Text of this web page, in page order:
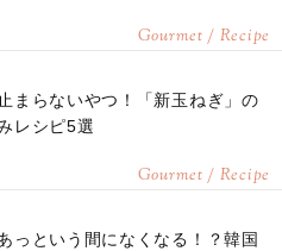
Gourmet / Recipe
まらないやつ！「新玉ねぎ」の
レシピ5選
Gourmet / Recipe
っという間になくなる！？韓国